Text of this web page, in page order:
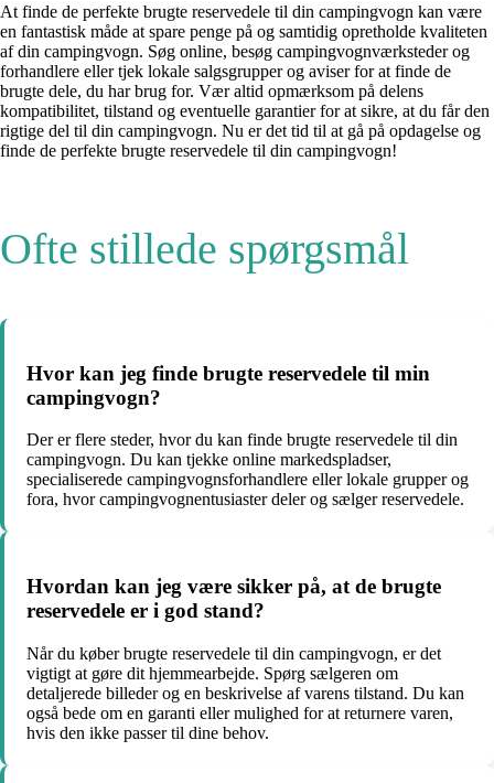
At finde de perfekte brugte reservedele til din campingvogn kan være
en fantastisk måde at spare penge på og samtidig opretholde kvaliteten
af din campingvogn. Søg online, besøg campingvognværksteder og
forhandlere eller tjek lokale salgsgrupper og aviser for at finde de
brugte dele, du har brug for. Vær altid opmærksom på delens
kompatibilitet, tilstand og eventuelle garantier for at sikre, at du får den
rigtige del til din campingvogn. Nu er det tid til at gå på opdagelse og
finde de perfekte brugte reservedele til din campingvogn!
Ofte stillede spørgsmål
Hvor kan jeg finde brugte reservedele til min
campingvogn?
Der er flere steder, hvor du kan finde brugte reservedele til din
campingvogn. Du kan tjekke online markedspladser,
specialiserede campingvognsforhandlere eller lokale grupper og
fora, hvor campingvognentusiaster deler og sælger reservedele.
Hvordan kan jeg være sikker på, at de brugte
reservedele er i god stand?
Når du køber brugte reservedele til din campingvogn, er det
vigtigt at gøre dit hjemmearbejde. Spørg sælgeren om
detaljerede billeder og en beskrivelse af varens tilstand. Du kan
også bede om en garanti eller mulighed for at returnere varen,
hvis den ikke passer til dine behov.